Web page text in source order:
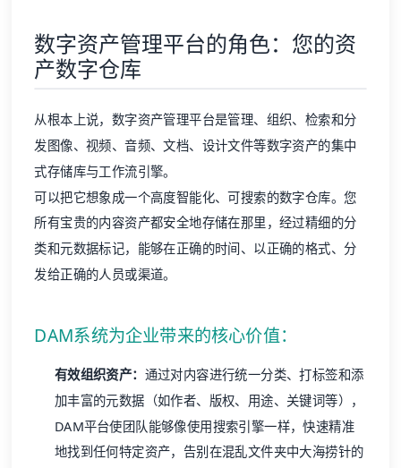
数字资产管理平台的角色：您的资
产数字仓库
从根本上说，数字资产管理平台是管理、组织、检索和分
发图像、视频、音频、文档、设计文件等数字资产的集中
式存储库与工作流引擎。
可以把它想象成一个高度智能化、可搜索的数字仓库。您
所有宝贵的内容资产都安全地存储在那里，经过精细的分
类和元数据标记，能够在正确的时间、以正确的格式、分
发给正确的人员或渠道。
DAM系统为企业带来的核心价值：
有效组织资产： 通过对内容进行统一分类、打标签和添
加丰富的元数据（如作者、版权、用途、关键词等），
DAM平台使团队能够像使用搜索引擎一样，快速精准
地找到任何特定资产，告别在混乱文件夹中大海捞针的